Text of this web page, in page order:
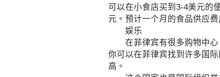
可以在小食店买到3-4美元的
元。预计一个月的食品供应
娱乐
在菲律宾有很多购物中心
你可以在菲律宾找到许多国
高。